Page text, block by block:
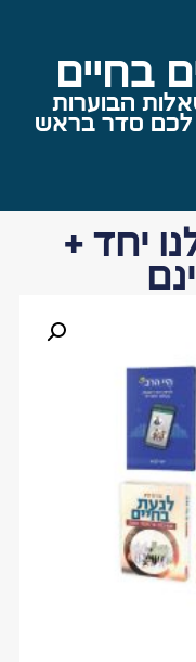
בחיים
הבוערות
לכם סדר בראש
יחד +